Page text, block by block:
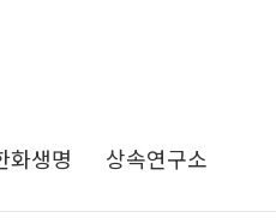
화생명 상속연구소